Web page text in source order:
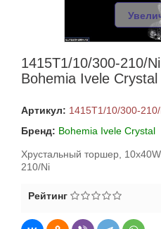
1415T1/10/300-210/
Bohemia Ivele Crystal
Артикул: 1415T1/10/300-
Бренд: Bohemia Ivele Crystal
Хрустальный торшер,
210/Ni
Рейтинг